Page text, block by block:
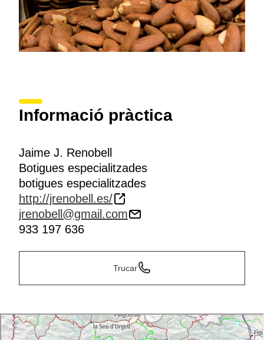
Informació pràctica
Jaime J. Renobell
Botigues especialitzades
botigues especialitzades
http://jrenobell.es/
jrenobell@gmail.com
933 197 636
Trucar